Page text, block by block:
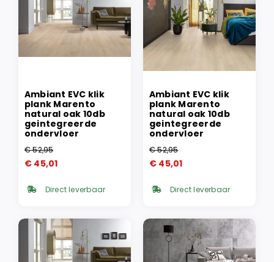
Ambiant EVC klik
plank Marento
natural oak 10db
geintegreerde
ondervloer
€52,95
Oorspronkelijke
was:
€ 45,01
Huidige
is: Direct leverbaar
Ambiant EVC klik
plank Marento
natural oak 10db
geintegreerde
ondervloer
€52,95
Oorspronkelijke
was:
€ 45,01
Huidige
is: Direct leverbaar